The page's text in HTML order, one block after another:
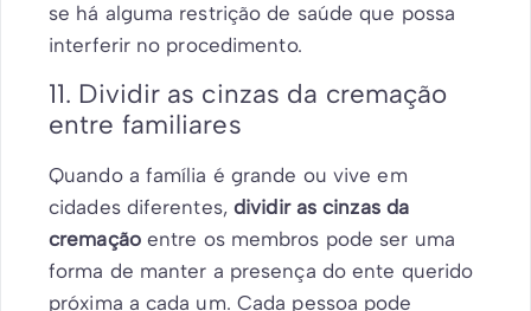
se há alguma restrição de saúde que possa
interferir no procedimento.
11. Dividir as cinzas da cremação
entre familiares
Quando a família é grande ou vive em
cidades diferentes,dividir as cinzas da
cremaçãoentre os membros pode ser uma
forma de manter a presença do ente querido
próxima a cada um. Cada pessoa pode